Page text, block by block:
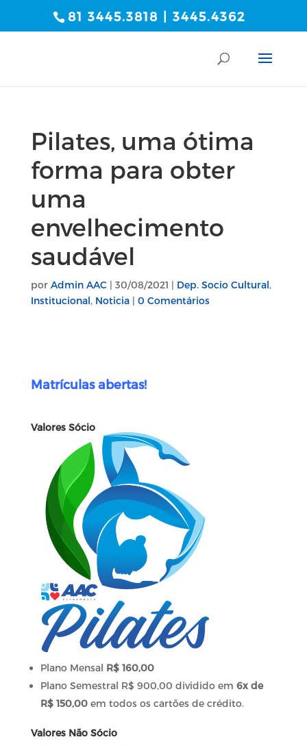
81 3445.3818 | 3445.4362
Pilates, uma ótima
forma para obter
uma
envelhecimento
saudável
por Admin AAC| 30/08/2021 | Dep. Socio Cultural,
Institucional, Noticia| 0 Comentários
Matrículas abertas!
Valores Sócio
Plano Mensal R$ 160,00
Plano Semestral R$ 900,00 dividido em 6x de
R$ 150,00em todos os cartões de crédito.
Valores Não Sócio